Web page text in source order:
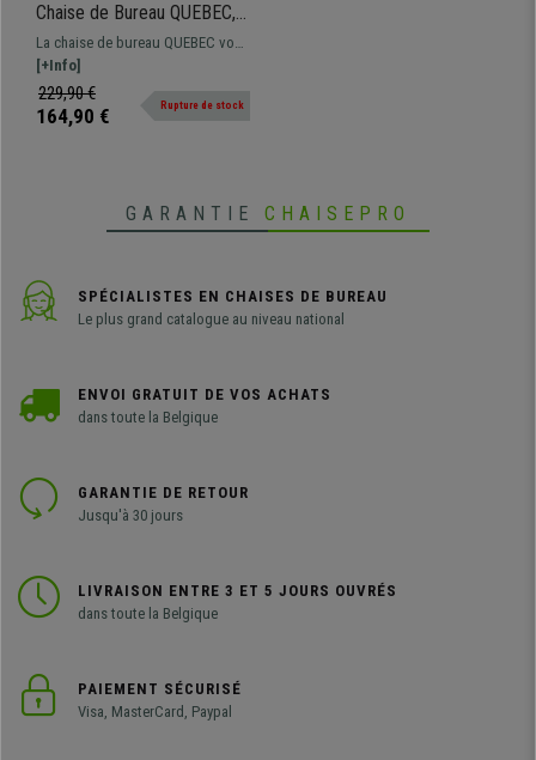
Chaise de Bureau QUEBEC,
Design Moderne, Grand
Confort, en Cuir Marron
La chaise de bureau QUEBEC vous
séduire non seulement par son
look moderne, mais également par
son confort et la qualité de ses
[+Info]
229,90 €
164,90 € Rupture de stock
GARANTIE CHAISEPRO
SPÉCIALISTES EN CHAISES DE BUREAU
Le plus grand catalogue au niveau national
ENVOI GRATUIT DE VOS ACHATS
dans toute la Belgique
GARANTIE DE RETOUR
Jusqu'à 30 jours
LIVRAISON ENTRE 3 ET 5 JOURS OUVRÉS
dans toute la Belgique
PAIEMENT SÉCURISÉ
Visa, MasterCard, Paypal